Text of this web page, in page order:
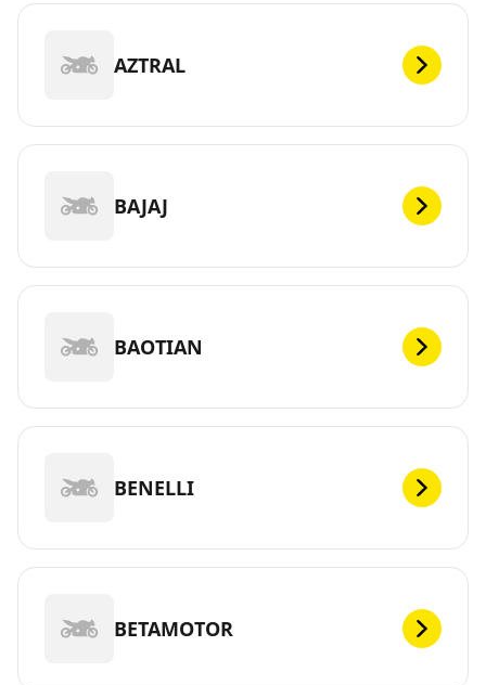
AZTRAL
BAJAJ
BAOTIAN
BENELLI
BETAMOTOR